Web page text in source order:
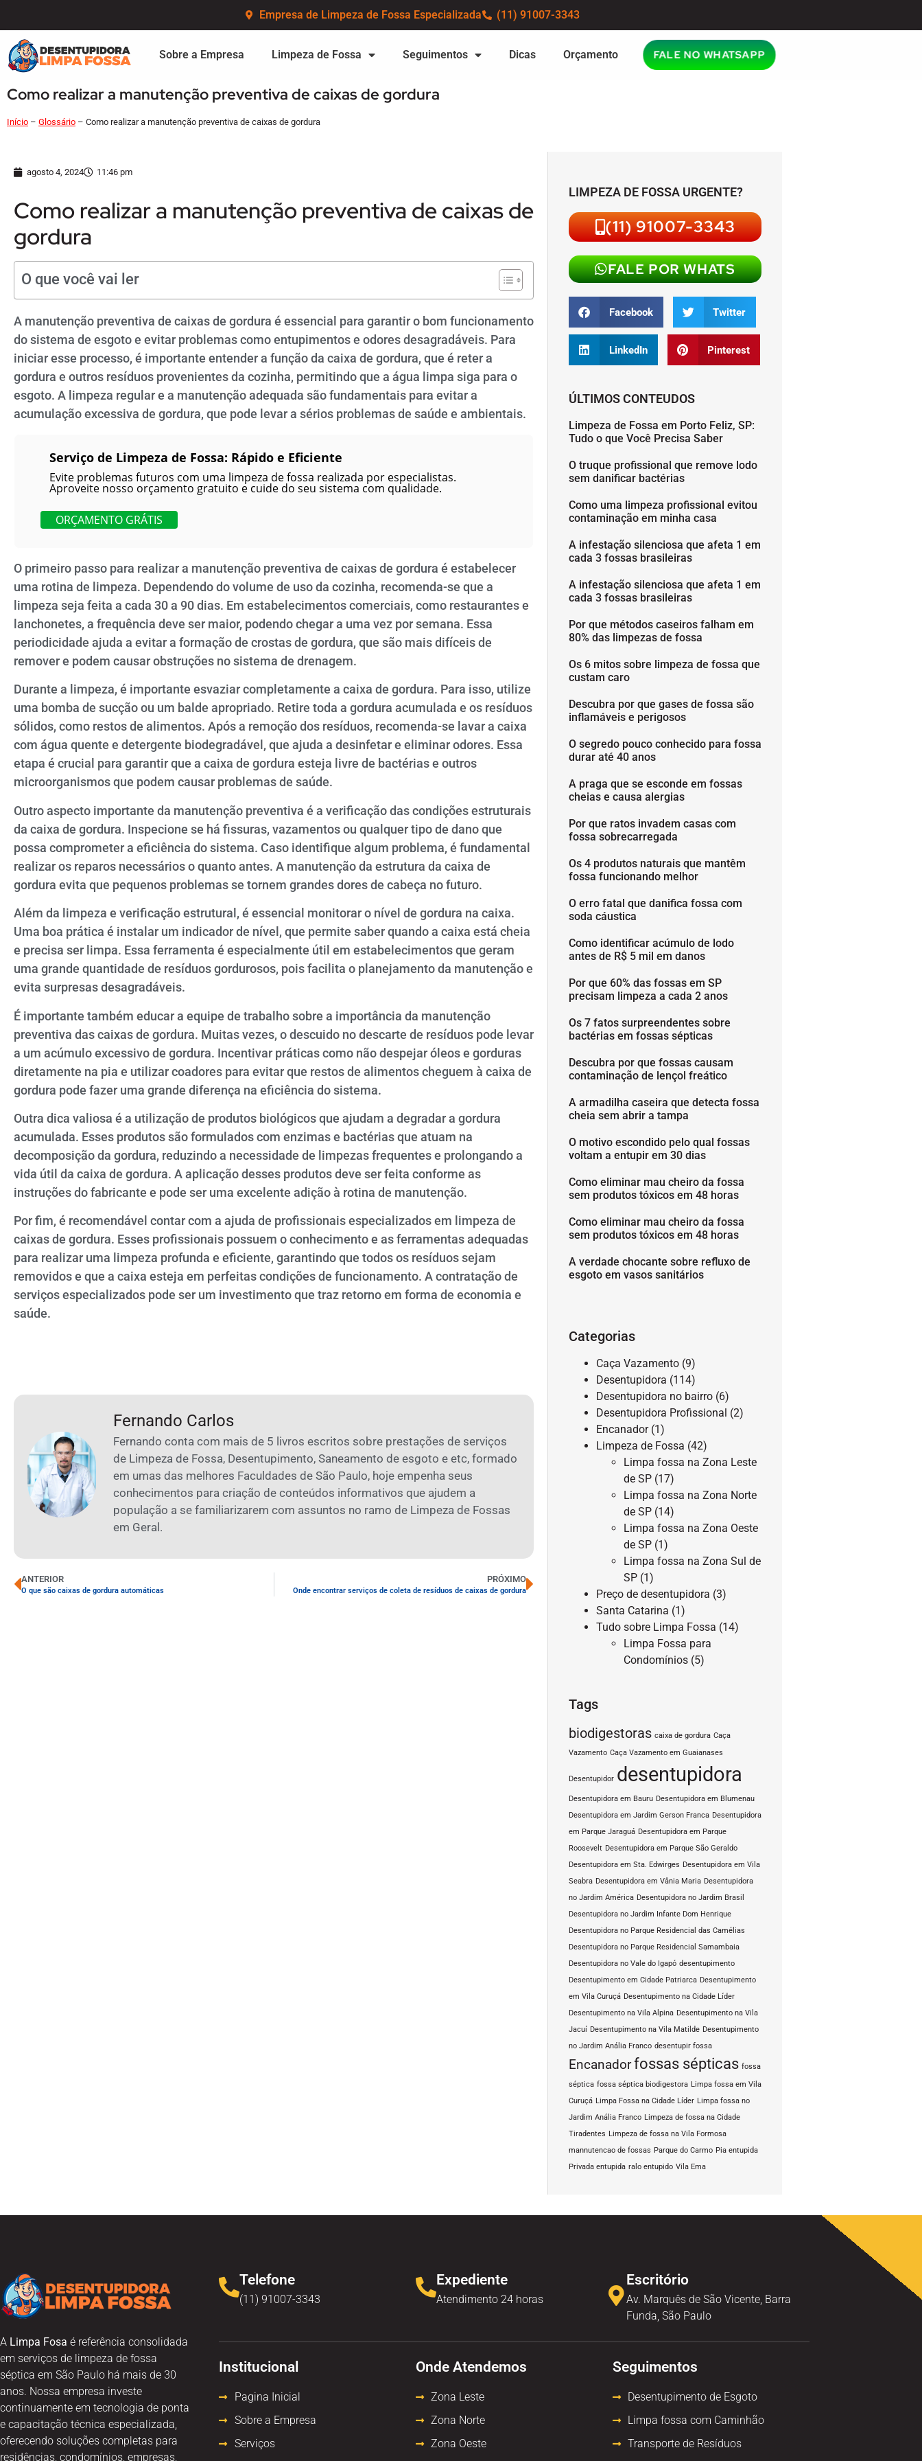
Empresa de Limpeza de Fossa Especializada (11) 91007-3343
Sobre a Empresa Limpeza de Fossa Seguimentos Dicas Orçamento FALE NO WHATSAPP
Como realizar a manutenção preventiva de caixas de gordura
Início – Glossário – Como realizar a manutenção preventiva de caixas de gordura
agosto 4, 2024 11:46 pm
Como realizar a manutenção preventiva de caixas de
gordura
O que você vai ler
A manutenção preventiva de caixas de gordura é essencial para garantir o bom funcionamento
do sistema de esgoto e evitar problemas como entupimentos e odores desagradáveis. Para
iniciar esse processo, é importante entender a função da caixa de gordura, que é reter a
gordura e outros resíduos provenientes da cozinha, permitindo que a água limpa siga para o
esgoto. A limpeza regular e a manutenção adequada são fundamentais para evitar a
acumulação excessiva de gordura, que pode levar a sérios problemas de saúde e ambientais.
Serviço de Limpeza de Fossa: Rápido e Eficiente
Evite problemas futuros com uma limpeza de fossa realizada por especialistas.
Aproveite nosso orçamento gratuito e cuide do seu sistema com qualidade.
ORÇAMENTO GRÁTIS
O primeiro passo para realizar a manutenção preventiva de caixas de gordura é estabelecer
uma rotina de limpeza. Dependendo do volume de uso da cozinha, recomenda-se que a
limpeza seja feita a cada 30 a 90 dias. Em estabelecimentos comerciais, como restaurantes e
lanchonetes, a frequência deve ser maior, podendo chegar a uma vez por semana. Essa
periodicidade ajuda a evitar a formação de crostas de gordura, que são mais difíceis de
remover e podem causar obstruções no sistema de drenagem.
Durante a limpeza, é importante esvaziar completamente a caixa de gordura. Para isso, utilize
uma bomba de sucção ou um balde apropriado. Retire toda a gordura acumulada e os resíduos
sólidos, como restos de alimentos. Após a remoção dos resíduos, recomenda-se lavar a caixa
com água quente e detergente biodegradável, que ajuda a desinfetar e eliminar odores. Essa
etapa é crucial para garantir que a caixa de gordura esteja livre de bactérias e outros
microorganismos que podem causar problemas de saúde.
Outro aspecto importante da manutenção preventiva é a verificação das condições estruturais
da caixa de gordura. Inspecione se há fissuras, vazamentos ou qualquer tipo de dano que
possa comprometer a eficiência do sistema. Caso identifique algum problema, é fundamental
realizar os reparos necessários o quanto antes. A manutenção da estrutura da caixa de
gordura evita que pequenos problemas se tornem grandes dores de cabeça no futuro.
Além da limpeza e verificação estrutural, é essencial monitorar o nível de gordura na caixa.
Uma boa prática é instalar um indicador de nível, que permite saber quando a caixa está cheia
e precisa ser limpa. Essa ferramenta é especialmente útil em estabelecimentos que geram
uma grande quantidade de resíduos gordurosos, pois facilita o planejamento da manutenção e
evita surpresas desagradáveis.
É importante também educar a equipe de trabalho sobre a importância da manutenção
preventiva das caixas de gordura. Muitas vezes, o descuido no descarte de resíduos pode levar
a um acúmulo excessivo de gordura. Incentivar práticas como não despejar óleos e gorduras
diretamente na pia e utilizar coadores para evitar que restos de alimentos cheguem à caixa de
gordura pode fazer uma grande diferença na eficiência do sistema.
Outra dica valiosa é a utilização de produtos biológicos que ajudam a degradar a gordura
acumulada. Esses produtos são formulados com enzimas e bactérias que atuam na
decomposição da gordura, reduzindo a necessidade de limpezas frequentes e prolongando a
vida útil da caixa de gordura. A aplicação desses produtos deve ser feita conforme as
instruções do fabricante e pode ser uma excelente adição à rotina de manutenção.
Por fim, é recomendável contar com a ajuda de profissionais especializados em limpeza de
caixas de gordura. Esses profissionais possuem o conhecimento e as ferramentas adequadas
para realizar uma limpeza profunda e eficiente, garantindo que todos os resíduos sejam
removidos e que a caixa esteja em perfeitas condições de funcionamento. A contratação de
serviços especializados pode ser um investimento que traz retorno em forma de economia e
saúde.
Fernando Carlos
Fernando conta com mais de 5 livros escritos sobre prestações de serviços
de Limpeza de Fossa, Desentupimento, Saneamento de esgoto e etc, formado
em umas das melhores Faculdades de São Paulo, hoje empenha seus
conhecimentos para criação de conteúdos informativos que ajudem a
população a se familiarizarem com assuntos no ramo de Limpeza de Fossas
em Geral.
ANTERIOR
O que são caixas de gordura automáticas
PRÓXIMO
Onde encontrar serviços de coleta de resíduos de caixas de gordura
LIMPEZA DE FOSSA URGENTE?
(11) 91007-3343
FALE POR WHATS
Facebook Twitter
LinkedIn Pinterest
ÚLTIMOS CONTEUDOS
Limpeza de Fossa em Porto Feliz, SP:
Tudo o que Você Precisa Saber
O truque profissional que remove lodo
sem danificar bactérias
Como uma limpeza profissional evitou
contaminação em minha casa
A infestação silenciosa que afeta 1 em
cada 3 fossas brasileiras
A infestação silenciosa que afeta 1 em
cada 3 fossas brasileiras
Por que métodos caseiros falham em
80% das limpezas de fossa
Os 6 mitos sobre limpeza de fossa que
custam caro
Descubra por que gases de fossa são
inflamáveis e perigosos
O segredo pouco conhecido para fossa
durar até 40 anos
A praga que se esconde em fossas
cheias e causa alergias
Por que ratos invadem casas com
fossa sobrecarregada
Os 4 produtos naturais que mantêm
fossa funcionando melhor
O erro fatal que danifica fossa com
soda cáustica
Como identificar acúmulo de lodo
antes de R$ 5 mil em danos
Por que 60% das fossas em SP
precisam limpeza a cada 2 anos
Os 7 fatos surpreendentes sobre
bactérias em fossas sépticas
Descubra por que fossas causam
contaminação de lençol freático
A armadilha caseira que detecta fossa
cheia sem abrir a tampa
O motivo escondido pelo qual fossas
voltam a entupir em 30 dias
Como eliminar mau cheiro da fossa
sem produtos tóxicos em 48 horas
Como eliminar mau cheiro da fossa
sem produtos tóxicos em 48 horas
A verdade chocante sobre refluxo de
esgoto em vasos sanitários
Categorias
Caça Vazamento (9)
Desentupidora (114)
Desentupidora no bairro (6)
Desentupidora Profissional (2)
Encanador(1)
Limpeza de Fossa (42)
Limpa fossa na Zona Leste
de SP (17)
Limpa fossa na Zona Norte
de SP (14)
Limpa fossa na Zona Oeste
de SP (1)
Limpa fossa na Zona Sul de
SP (1)
Preço de desentupidora (3)
Santa Catarina (1)
Tudo sobre Limpa Fossa (14)
Limpa Fossa para
Condomínios (5)
Tags
biodigestoras caixa de gordura Caça
Vazamento Caça Vazamento em Guaianases
Desentupidor desentupidora
Desentupidora em Bauru Desentupidora em Blumenau
Desentupidora em Jardim Gerson Franca Desentupidora
em Parque Jaraguá Desentupidora em Parque
Roosevelt Desentupidora em Parque São Geraldo
Desentupidora em Sta. Edwirges Desentupidora em Vila
Seabra Desentupidora em Vânia Maria Desentupidora
no Jardim América Desentupidora no Jardim Brasil
Desentupidora no Jardim Infante Dom Henrique
Desentupidora no Parque Residencial das Camélias
Desentupidora no Parque Residencial Samambaia
Desentupidora no Vale do Igapó desentupimento
Desentupimento em Cidade Patriarca Desentupimento
em Vila Curuçá Desentupimento na Cidade Líder
Desentupimento na Vila Alpina Desentupimento na Vila
Jacuí Desentupimento na Vila Matilde Desentupimento
no Jardim Anália Franco desentupir fossa
Encanadorfossas sépticas fossa
séptica fossa séptica biodigestora Limpa fossa em Vila
Curuçá Limpa Fossa na Cidade Líder Limpa fossa no
Jardim Anália Franco Limpeza de fossa na Cidade
Tiradentes Limpeza de fossa na Vila Formosa
mannutencao de fossas Parque do Carmo Pia entupida
Privada entupida ralo entupido Vila Ema
A Limpa Fosa é referência consolidada
em serviços de limpeza de fossa
séptica em São Paulo há mais de 30
anos. Nossa empresa investe
continuamente em tecnologia de ponta
e capacitação técnica especializada,
oferecendo soluções completas para
residências, condomínios, empresas,
Telefone
(11) 91007-3343
Expediente
Atendimento 24 horas
Escritório
Av. Marquês de São Vicente, Barra
Funda, São Paulo
Institucional
Pagina Inicial
Sobre a Empresa
Serviços
Onde Atendemos
Zona Leste
Zona Norte
Zona Oeste
Seguimentos
Desentupimento de Esgoto
Limpa fossa com Caminhão
Transporte de Resíduos